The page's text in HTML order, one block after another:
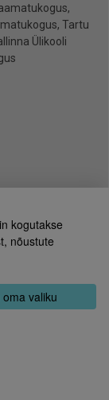
Tartu
Ülikooli
oma valiku
kogutakse
nõustute